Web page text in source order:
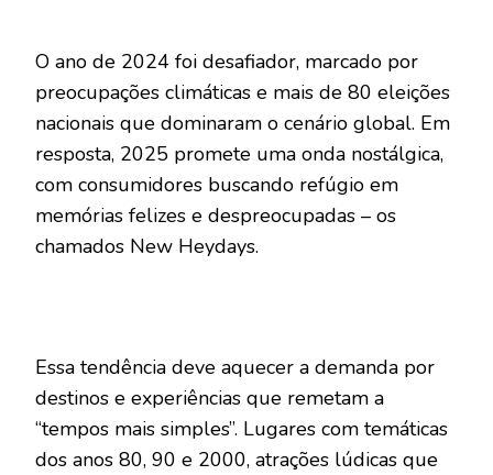
O ano de 2024 foi desafiador, marcado por
preocupações climáticas e mais de 80 eleições
nacionais que dominaram o cenário global. Em
resposta, 2025 promete uma onda nostálgica,
com consumidores buscando refúgio em
memórias felizes e despreocupadas – os
chamados New Heydays.
Essa tendência deve aquecer a demanda por
destinos e experiências que remetam a
“tempos mais simples”. Lugares com temáticas
dos anos 80, 90 e 2000, atrações lúdicas que